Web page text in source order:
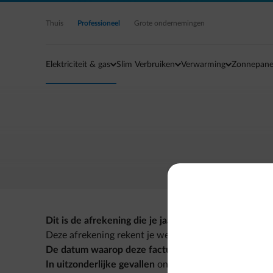
Ga naar de hoofdinhoud
Thuis Professioneel Grote ondernemingen
Elektriciteit & gas Slim Verbruiken Verwarming
Dit is de afrekening die je jaarlijks van ons ontvangt
Deze afrekening rekent je werkelijke verbruik af en
De datum waarop deze factuur wordt opgemaakt is
In uitzonderlijke gevallen ontvangen we de nodige